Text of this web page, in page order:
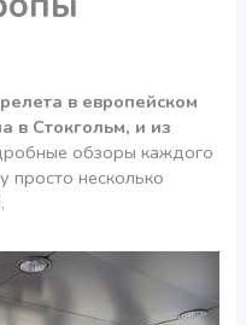
в европейском
в Стокгольм, и из
обзоры каждого
просто несколько